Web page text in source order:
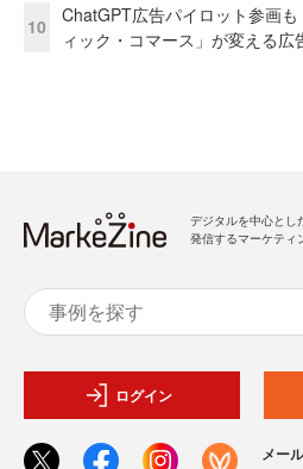
10
ChatGPT広告パイロット参画
ィック・コマース」が変える広
デジタルを中心とし
発信するマーケティ
ログイン
メー